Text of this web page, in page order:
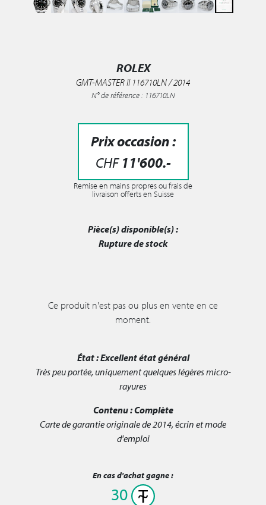
ROLEX
GMT-MASTER II 116710LN / 2014
N° de référence : 116710LN
Prix occasion :
CHF11'600.-
Remise en mains propres ou frais de
livraison offerts en Suisse
Pièce(s) disponible(s) :
Rupture de stock
Ce produit n'est pas ou plus en vente en ce
moment.
État :Excellent état général
Très peu portée, uniquement quelques légères micro-
rayures
Contenu :Complète
Carte de garantie originale de 2014, écrin et mode
d'emploi
En cas d'achat gagne :
30